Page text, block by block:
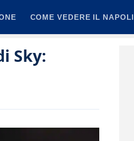
COME VEDERE IL NAPOLI
Sky: